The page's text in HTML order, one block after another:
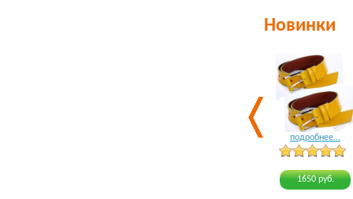
Новинки
подробнее...
1650 руб.